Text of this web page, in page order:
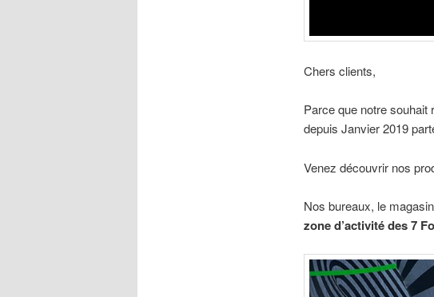
Chers clients,
Parce que notre
depuis Janvier 2019
Venez découvrir nos
Nos bureaux, le
zone d’activité des 7